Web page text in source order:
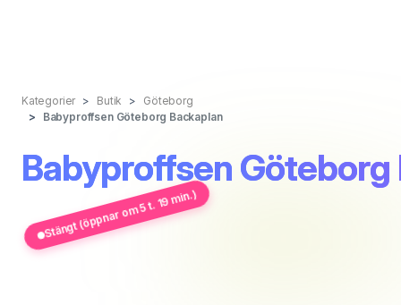
Kategorier Butik
Göteborg
Babyproffsen Göteborg Backaplan
Babyproffsen Göteborg
Stängt (öppnar om 5 t. 19 min.)